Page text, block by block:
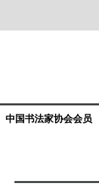
中国书法家协会会员